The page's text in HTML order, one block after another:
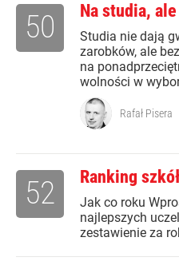
Na studia,
Studia nie dają
zarobków, ale
na
wolności w
50
Rafał Pisera
Ranking szkół
Jak co roku
najlepszych
zestawienie za
52